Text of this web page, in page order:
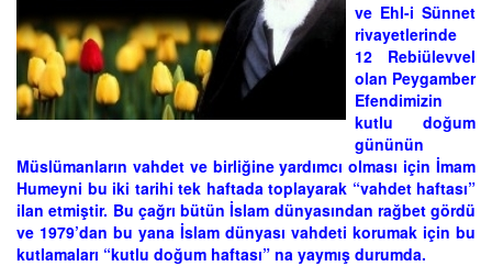
ve Ehl-i Sünnet
rivayetlerinde
12 Rebiülevvel
olan Peygamber
Efendimizin
kutlu doğum
gününün
Müslümanların vahdet ve birliğine yardımcı olması için İmam
Humeyni bu iki tarihi tek haftada toplayarak “vahdet haftası”
ilan etmiştir. Bu çağrı bütün İslam dünyasından rağbet gördü
ve 1979’dan bu yana İslam dünyası vahdeti korumak için bu
kutlamaları “kutlu doğum haftası” na yaymış durumda.